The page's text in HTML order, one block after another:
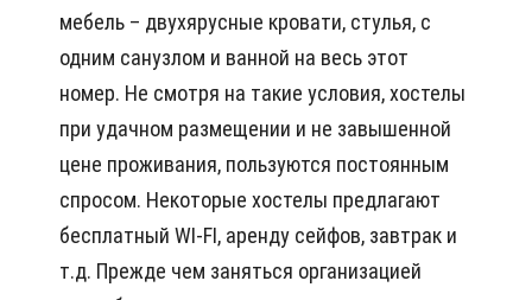
мебель – двухярусные кровати, стулья, с
одним санузлом и ванной на весь этот
номер. Не смотря на такие условия, хостелы
при удачном размещении и не завышенной
цене проживания, пользуются постоянным
спросом. Некоторые хостелы предлагают
бесплатный WI-FI, аренду сейфов, завтрак и
т.д. Прежде чем заняться организацией